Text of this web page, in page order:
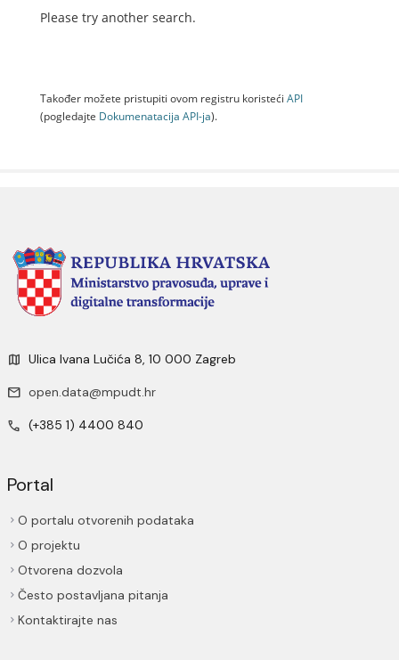
Please try another search.
Također možete pristupiti ovom registru koristeći API
(pogledajte Dokumenаtаcijа API-jа).